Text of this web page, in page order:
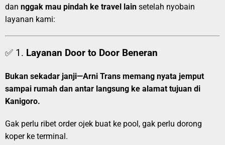
dan nggak mau pindah ke travel lain setelah nyobain
layanan kami:
✅ 1. Layanan Door to Door Beneran
Bukan sekadar janji—Arni Trans memang nyata jemput
sampai rumah dan antar langsung ke alamat tujuan di
Kanigoro.
Gak perlu ribet order ojek buat ke pool, gak perlu dorong
koper ke terminal.